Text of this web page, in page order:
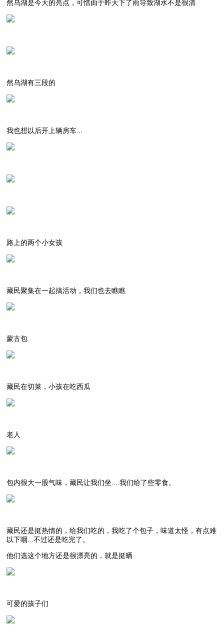
然乌湖是今天的亮点，可惜由于昨天下了雨导致湖水不是很清
然乌湖有三段的
我也想以后开上辆房车...
路上的两个小女孩
藏民聚集在一起搞活动，我们也去瞧瞧
蒙古包
藏民在切菜，小孩在吃西瓜
老人
包内很大一股气味，藏民让我们坐....我们给了些零食。
藏民还是挺热情的，给我们吃的，我吃了个包子，味道太怪，有点难
以下咽...不过还是吃完了。
他们选这个地方还是很漂亮的，就是挺晒
可爱的孩子们